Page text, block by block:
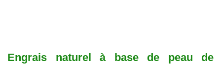
Engrais naturel à base de peau de